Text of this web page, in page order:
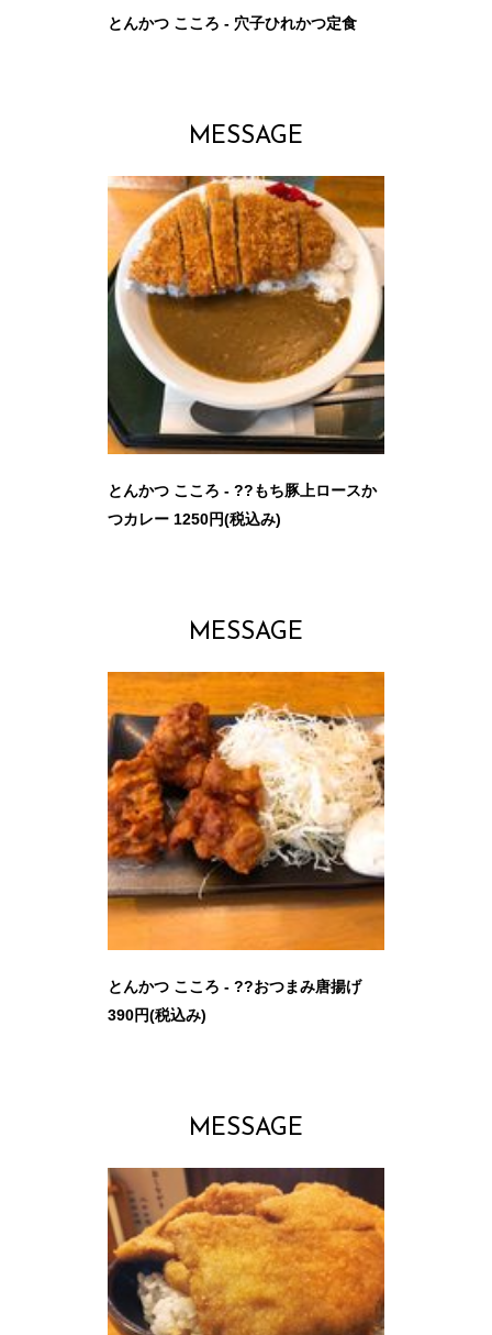
とんかつ こころ - 穴子ひれかつ定食
MESSAGE
とんかつ こころ - ??もち豚上ロースか
つカレー 1250円(税込み)
MESSAGE
とんかつ こころ - ??おつまみ唐揚げ
390円(税込み)
MESSAGE